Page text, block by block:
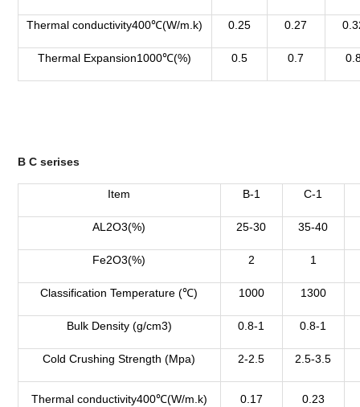
Thermal conductivity400℃(W/m.k) 0.25 0.27
Thermal Expansion1000℃(%) 0.5 0.7
B C serises
Item B-1 C-1
AL2O3(%) 25-30 35-40
Fe2O3(%) 2 1
Classification Temperature (℃) 1000 1300
Bulk Density (g/cm3) 0.8-1 0.8-1
Cold Crushing Strength (Mpa) 2-2.5 2.5-3.5
Thermal conductivity400℃(W/m.k) 0.17 0.23